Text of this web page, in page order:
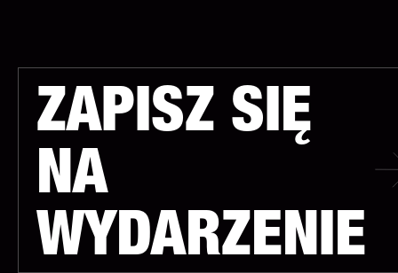
ZAPISZ SIĘ
NA
WYDARZENIE